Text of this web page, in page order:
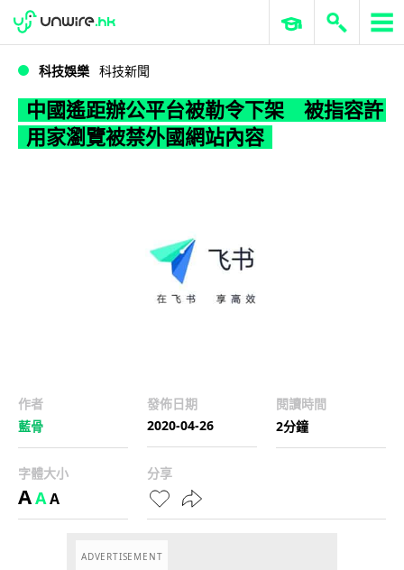
WWDC 2026 ERP 與商業 AI
科技娛樂 科技新聞
中國遙距辦公平台被勒令下架 被指容許
用家瀏覽被禁外國網站內容
作者
藍骨
發佈日期
2020-04-26
閱讀時間
2分鐘
字體大小
AAA
分享
ADVERTISEMENT